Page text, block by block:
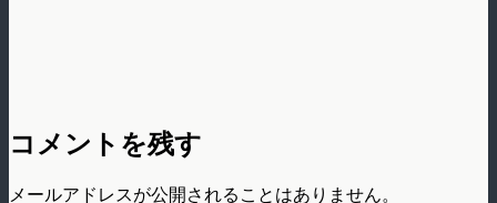
コメントを残す
メールアドレスが公開されることはありません。